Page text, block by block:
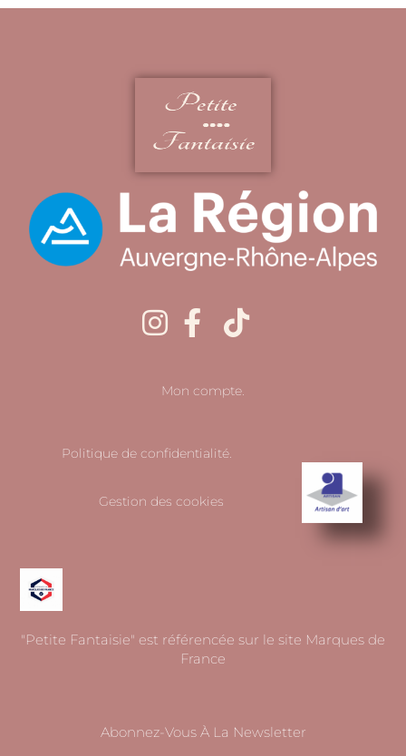
Mon compte.
Politique de confidentialité.
Gestion des cookies
"Petite Fantaisie" est référencée sur le site Marques de
France
Abonnez-Vous À La Newsletter